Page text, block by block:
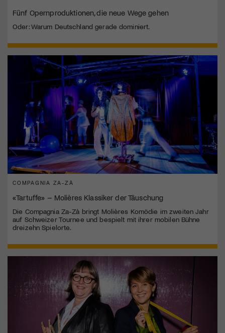
Fünf Opernproduktionen, die neue Wege gehen
Oder: Warum Deutschland gerade dominiert.
COMPAGNIA ZA-ZÀ
«Tartuffe» – Molières Klassiker der Täuschung
Die Compagnia Za-Zà bringt Molières Komödie im zweiten Jahr
auf Schweizer Tournee und bespielt mit ihrer mobilen Bühne
dreizehn Spielorte.